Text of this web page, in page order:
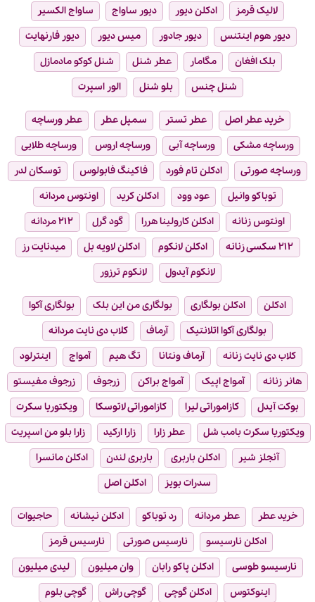
لالیک قرمز
ادکلن دیور دیور ساواج
ساواج الکسیر
دیور هوم اینتنس
دیور جادور میس دیور
دیور فارنهایت
بلک افغان
مگامار عطر شنل
شنل کوکو مادمازل
شنل چنس
بلو شنل الور اسپرت
خرید عطر اصل عطر تستر سمپل عطر
عطر ورساچه
ورساچه مشکی
ورساچه آبی ورساچه اروس
ورساچه طلایی
ورساچه صورتی
ادکلن تام فورد فاکینگ فابولوس
توسکان لدر
توباکو وانیل
عود وود ادکلن کرید
اونتوس مردانه
اونتوس زنانه
ادکلن کارولینا هررا گود گرل
۲۱۲ مردانه
۲۱۲ سکسی زنانه
ادکلن لانکوم ادکلن لاویه بل
میدنایت رز
لانکوم آیدول
لانکوم ترزور
ادکلن ادکلن بولگاری بولگاری من این بلک
بولگاری آکوا
بولگاری آکوا اتلانتیک
آرماف
کلاب دی نایت مردانه
کلاب دی نایت زنانه
آرماف ونتانا تگ هیم آمواج
اینترلود
هانر زنانه
آمواج اپیک آمواج براکن زرجوف
زرجوف مفیستو
بوکت آیدل
کازاموراتی لیرا کازاموراتی لاتوسکا
ویکتوریا سکرت
ویکتوریا سکرت بامب شل
عطر زارا زارا ارکید
زارا بلو من اسپریت
آنجلز شیر
ادکلن باربری باربری لندن
ادکلن مانسرا
سدرات بویز
ادکلن اصل
خرید عطر عطر مردانه رد توباکو ادکلن نیشانه
حاجیوات
ادکلن نارسیسو
نارسیس صورتی
نارسیس قرمز
نارسیسو طوسی
ادکلن پاکو رابان وان میلیون
لیدی میلیون
اینوکتوس
ادکلن گوچی گوچی راش
گوچی بلوم